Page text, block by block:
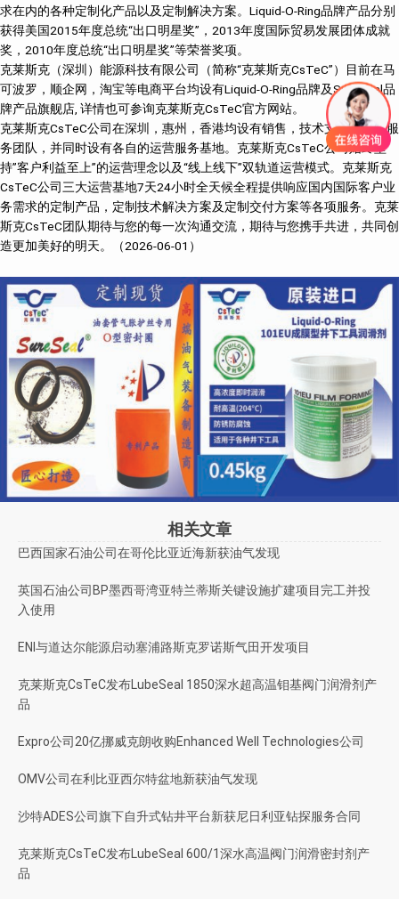
求在内的各种定制化产品以及定制解决方案。Liquid-O-Ring品牌产品分别
获得美国2015年度总统“出口明星奖”，2013年度国际贸易发展团体成就
奖，2010年度总统“出口明星奖”等荣誉奖项。
克莱斯克（深圳）能源科技有限公司（简称“克莱斯克CsTeC”）目前在马
可波罗，顺企网，淘宝等电商平台均设有Liquid-O-Ring品牌及SureSeal品
牌产品旗舰店, 详情也可参询克莱斯克CsTeC官方网站。
克莱斯克CsTeC公司在深圳，惠州，香港均设有销售，技术支持及售后服
务团队，并同时设有各自的运营服务基地。克莱斯克CsTeC公司始终坚
持”客户利益至上”的运营理念以及“线上线下”双轨道运营模式。克莱斯克
CsTeC公司三大运营基地7天24小时全天候全程提供响应国内国际客户业
务需求的定制产品，定制技术解决方案及定制交付方案等各项服务。克莱
斯克CsTeC团队期待与您的每一次沟通交流，期待与您携手共进，共同创
造更加美好的明天。（2026-06-01）
相关文章
巴西国家石油公司在哥伦比亚近海新获油气发现
英国石油公司BP墨西哥湾亚特兰蒂斯关键设施扩建项目完工并投
入使用
ENI与道达尔能源启动塞浦路斯克罗诺斯气田开发项目
克莱斯克CsTeC发布LubeSeal 1850深水超高温钼基阀门润滑剂产
品
Expro公司20亿挪威克朗收购Enhanced Well Technologies公司
OMV公司在利比亚西尔特盆地新获油气发现
沙特ADES公司旗下自升式钻井平台新获尼日利亚钻探服务合同
克莱斯克CsTeC发布LubeSeal 600/1深水高温阀门润滑密封剂产
品